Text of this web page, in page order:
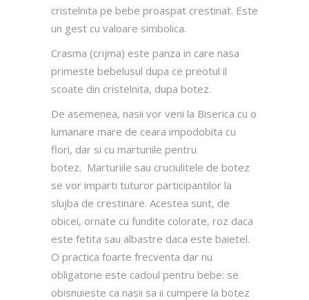
cristelnita pe bebe proaspat crestinat. Este
un gest cu valoare simbolica.
Crasma (crijma) este panza in care nasa
primeste bebelusul dupa ce preotul il
scoate din cristelnita, dupa botez.
De asemenea, nasii vor veni la Biserica cu o
lumanare mare de ceara impodobita cu
flori, dar si cu marturiile pentru
botez. Marturiile sau cruciulitele de botez
se vor imparti tuturor participantilor la
slujba de crestinare. Acestea sunt, de
obicei, ornate cu fundite colorate, roz daca
este fetita sau albastre daca este baietel.
O practica foarte frecventa dar nu
obligatorie este cadoul pentru bebe: se
obisnuieste ca nasii sa ii cumpere la botez